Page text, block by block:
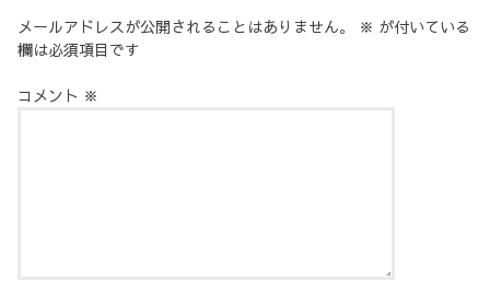
メールアドレスが公開されることはありません。 ※ が付いている
欄は必須項目です
コメント ※